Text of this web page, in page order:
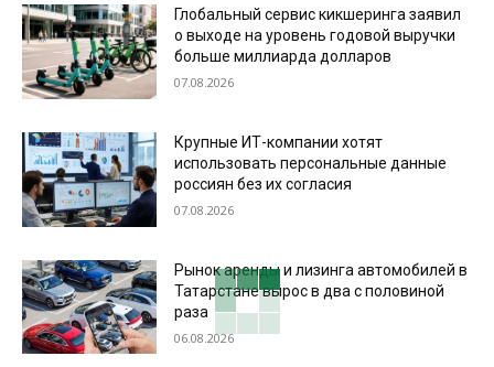
Глобальный сервис кикшеринга заявил
о выходе на уровень годовой выручки
больше миллиарда долларов
07.08.2026
Крупные ИТ-компании хотят
использовать персональные данные
россиян без их согласия
07.08.2026
Рынок аренды и лизинга автомобилей в
Татарстане вырос в два с половиной
раза
06.08.2026